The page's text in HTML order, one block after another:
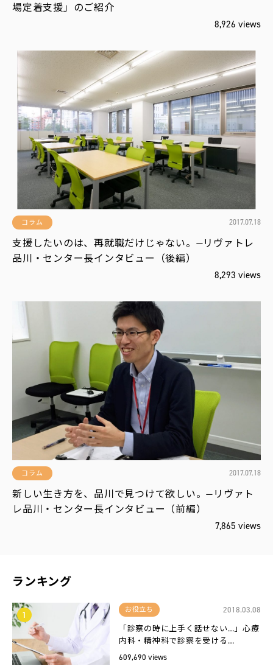
場定着支援」のご紹介
8,926 views
コラム 2017.07.18
支援したいのは、再就職だけじゃない。—リヴァトレ
品川・センター長インタビュー（後編）
8,293 views
コラム 2017.07.18
新しい生き方を、品川で見つけて欲しい。—リヴァト
レ品川・センター長インタビュー（前編）
7,865 views
ランキング
1 お役立ち
2018.03.08
「診察の時に上手く話せない…」心療
内科・精神科で診察を受ける…
609,690 views